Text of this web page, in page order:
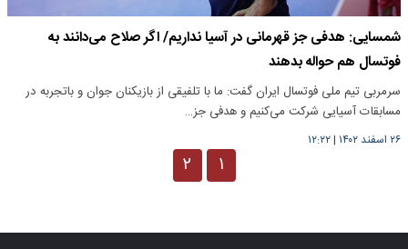
شمسایی: هدفی جز قهرمانی در آسیا نداریم/ اگر صلاح می‌دانند به
فوتسال هم حواله بدهند
سرمربی تیم ملی فوتسال ایران گفت: ما با تلفیقی از بازیکنان جوان و باتجربه در
مسابقات آسیایی شرکت می‌کنیم و هدفی جز…
۲۶ اسفند ۱۴۰۲ |۱۲:۲۲
۱ ۲